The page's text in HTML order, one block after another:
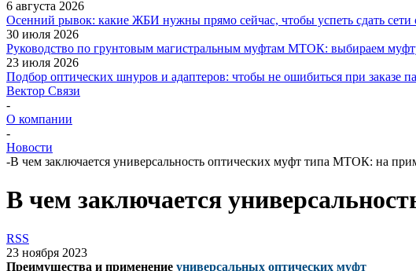
6 августа 2026
Осенний рывок: какие ЖБИ нужны прямо сейчас, чтобы успеть сдать сети
30 июля 2026
Руководство по грунтовым магистральным муфтам МТОК: выбираем
23 июля 2026
Подбор оптических шнуров и адаптеров: чтобы не ошибиться при заказе
Вектор Связи
-
О компании
-
Новости
-В чем заключается универсальность оптических муфт типа МТОК: на
В чем заключается
RSS
23 ноября 2023
Преимущества и применение универсальных оптических муфт